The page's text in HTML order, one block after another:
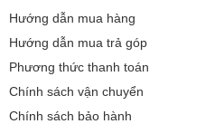
Hướng dẫn mua hàng
Hướng dẫn mua trả góp
Phương thức thanh toán
Chính sách vận chuyển
Chính sách bảo hành